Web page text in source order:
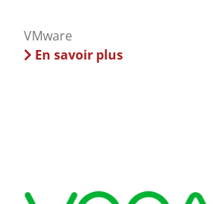
VMware
En savoir plus